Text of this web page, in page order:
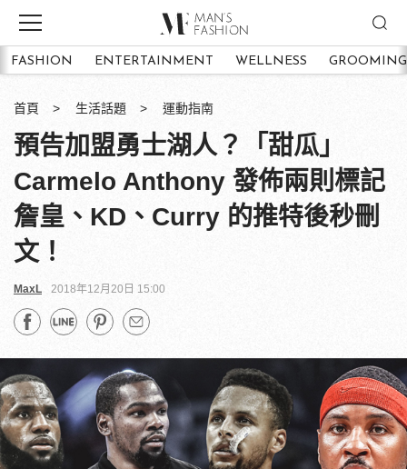
FASHION ENTERTAINMENT WELLNESS GROOMING
首頁 生活話題 運動指南
預告加盟勇士湖人？「甜瓜」
Carmelo Anthony 發佈兩則標記
詹皇、KD、Curry 的推特後秒刪
文！
MaxL 2018年12月20日 15:00